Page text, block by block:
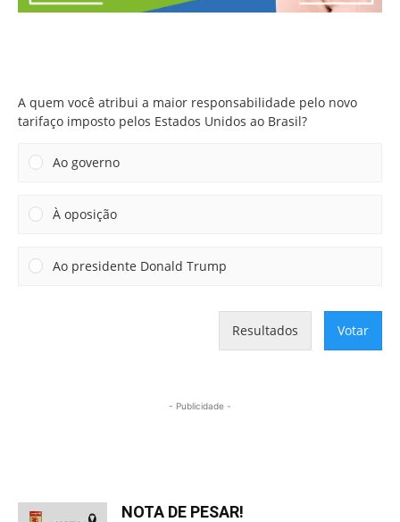
A quem você atribui a maior responsabilidade pelo novo
tarifaço imposto pelos Estados Unidos ao Brasil?
Ao governo
À oposição
Ao presidente Donald Trump
Resultados Votar
- Publicidade -
NOTA DE PESAR!